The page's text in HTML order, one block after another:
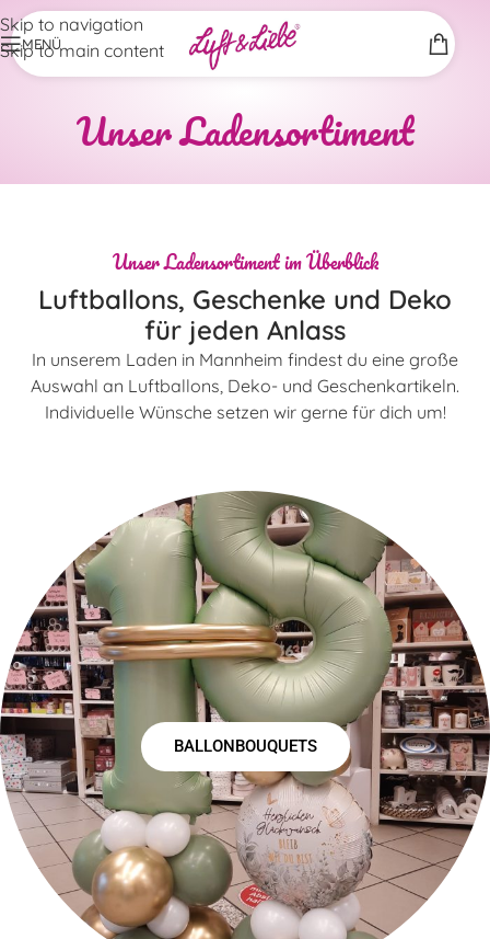
Skip to navigation
Skip to main content
MENÜ
Unser Ladensortiment
Unser Ladensortiment im Überblick
Luftballons, Geschenke und Deko
für jeden Anlass
In unserem Laden in Mannheim findest du eine große
Auswahl an Luftballons, Deko- und Geschenkartikeln.
Individuelle Wünsche setzen wir gerne für dich um!
BALLONBOUQUETS